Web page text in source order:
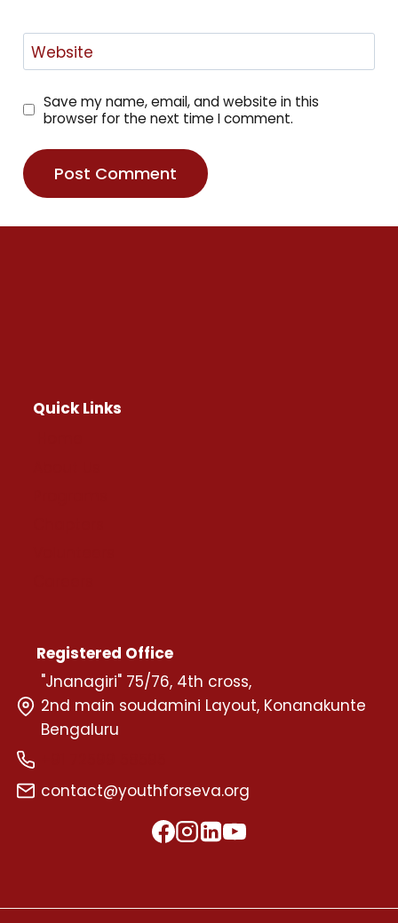
Website
Save my name, email, and website in this
browser for the next time I comment.
Quick Links
Registered Office
"Jnanagiri" 75/76, 4th cross,
2nd main soudamini Layout, Konanakunte
Bengaluru
contact@youthforseva.org